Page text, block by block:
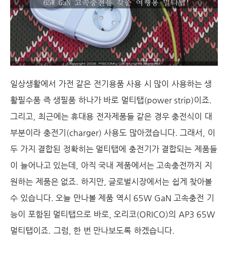
일상생활에서 가전 같은 전기용품 사용 시 많이 사용하는 생
활필수품 즉 생필품 하나가 바로 멀티탭(power strip)이죠.
그리고, 최근에는 휴대용 전자제품들 같은 경우 충전식이 대
부분이라 충전기(charger) 사용도 많아졌습니다. 그래서, 이
두 가지 결합된 정확히는 멀티탭에 충전기가 결합되는 제품들
이 늘어나고 있는데, 아직 국내 제품에서는 고속충전까지 지
원하는 제품은 없죠. 하지만, 글로벌시장에서는 쉽게 찾아볼
수 있습니다. 오늘 만나볼 제품 역시 65W GaN 고속충전 기
능이 포함된 멀티탭으로 바로, 오리코(ORICO)의 AP3 65W
멀티탭이죠. 그럼, 한 번 만나보도록 하겠습니다.